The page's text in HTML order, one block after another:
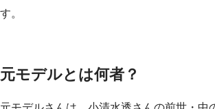
す。
元モデルとは何者？